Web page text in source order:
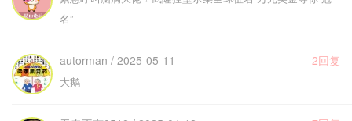
名”
autorman / 2025-05-11 2回复
大鹅